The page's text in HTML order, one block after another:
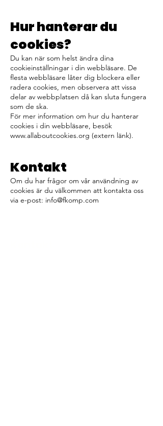
Hur hanterar du
cookies?
Du kan när som helst ändra dina
cookieinställningar i din webbläsare. De
flesta webbläsare låter dig blockera eller
radera cookies, men observera att vissa
delar av webbplatsen då kan sluta fungera
som de ska.
För mer information om hur du hanterar
cookies i din webbläsare, besök
www.allaboutcookies.org (extern länk).
Kontakt
Om du har frågor om vår användning av
cookies är du välkommen att kontakta oss
via e-post: info@fkomp.com